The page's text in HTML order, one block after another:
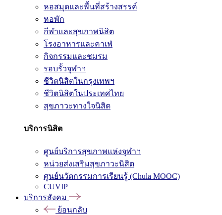
หอสมุดและพื้นที่สร้างสรรค์
หอพัก
กีฬาและสุขภาพนิสิต
โรงอาหารและคาเฟ่
กิจกรรมและชมรม
รอบรั้วจุฬาฯ
ชีวิตนิสิตในกรุงเทพฯ
ชีวิตนิสิตในประเทศไทย
สุขภาวะทางใจนิสิต
บริการนิสิต
ศูนย์บริการสุขภาพแห่งจุฬาฯ
หน่วยส่งเสริมสุขภาวะนิสิต
ศูนย์นวัตกรรมการเรียนรู้ (Chula MOOC)
CUVIP
บริการสังคม
ย้อนกลับ